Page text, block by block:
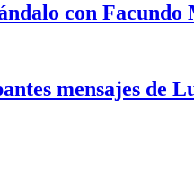
con
mensajes de